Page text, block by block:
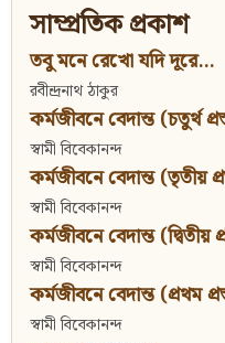
সাম্প্রতিক প্রকাশ
তবু মনে রেখো যদি দূরে...
রবীন্দ্রনাথ ঠাকুর
কর্মজীবনে বেদান্ত (চতুর্থ
স্বামী বিবেকানন্দ
কর্মজীবনে বেদান্ত (তৃতীয়
স্বামী বিবেকানন্দ
কর্মজীবনে বেদান্ত (দ্বিতীয়
স্বামী বিবেকানন্দ
কর্মজীবনে বেদান্ত (প্রথম
স্বামী বিবেকানন্দ